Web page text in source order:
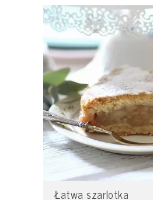
Łatwa szarlotka